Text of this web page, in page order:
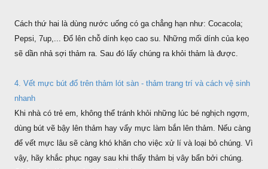
Cách thứ hai là dùng nước uống có ga chẳng hạn như: Cocacola;
Pepsi, 7up,... Đổ lên chỗ dính kẹo cao su. Những mối dính của kẹo
sẽ dần nhả sợi thảm ra. Sau đó lấy chúng ra khỏi thảm là được.
4. Vết mực bút đổ trên thảm lót sàn - thảm trang trí và cách vệ sinh
nhanh
Khi nhà có trẻ em, không thể tránh khỏi những lúc bé nghịch ngợm,
dùng bút vẽ bậy lên thảm hay vẩy mực làm bắn lên thảm. Nếu càng
để vết mực lâu sẽ càng khó khăn cho việc xử lí và loại bỏ chúng. Vì
vậy, hãy khắc phục ngay sau khi thấy thảm bị vây bẩn bởi chúng.